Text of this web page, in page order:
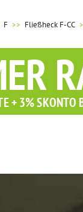
F Fließheck F-CC
+ 3% SKONTO